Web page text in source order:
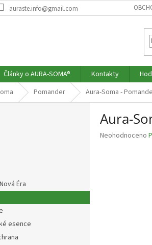
auraste.info@gmail.com
Články o AURA-SOMA® Kontakty
Pomander Aura-Soma -
Éra
esence
Aura-
Průměrné
Neohodnoceno